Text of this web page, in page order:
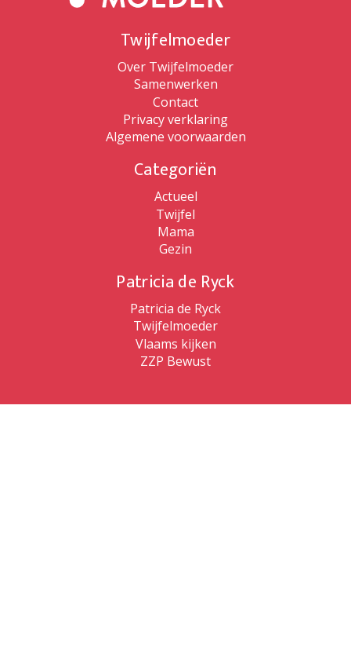
Twijfelmoeder
Over Twijfelmoeder
Samenwerken
Contact
Privacy verklaring
Algemene voorwaarden
Categoriën
Actueel
Twijfel
Mama
Gezin
Patricia de Ryck
Patricia de Ryck
Twijfelmoeder
Vlaams kijken
ZZP Bewust